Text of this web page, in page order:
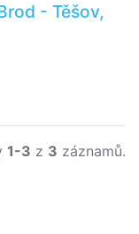
- Těšov,
1-3 z 3 záznamů.